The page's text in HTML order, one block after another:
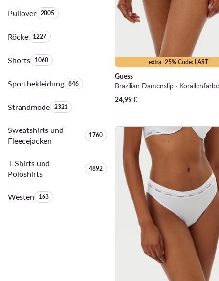
PulloverAnzahl der Produkte:
2005
RöckeAnzahl der Produkte:
1227
ShortsAnzahl der Produkte:
1060
SportbekleidungAnzahl der Produkte:
846
StrandmodeAnzahl der Produkte:
2321
Sweatshirts und
Fleecejacken
Anzahl der Produkte:
1760
T-Shirts und
Poloshirts
Anzahl der Produkte:
4892
WestenAnzahl der Produkte:
163
extra -25% Code: LAST
Guess
Brazilian Damenslip ·
24,99€